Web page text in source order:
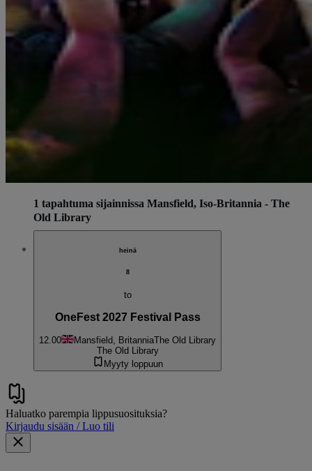
1 tapahtuma sijainnissa Mansfield, Iso-Britannia - The
Old Library
heinä
8
to
OneFest 2027 Festival Pass
12.00 Mansfield, BritanniaThe Old Library
The Old Library
Myyty loppuun
Haluatko parempia lippusuosituksia?
Kirjaudu sisään / Luo tili